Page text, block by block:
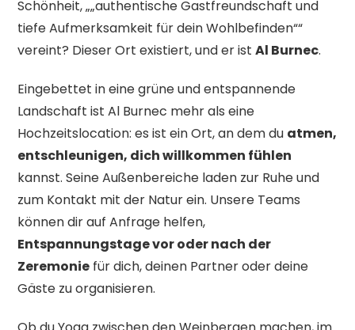
Schönheit, „„authentische Gastfreundschaft und
tiefe Aufmerksamkeit für dein Wohlbefinden““
vereint? Dieser Ort existiert, und er istAl Burnec.
Eingebettet in eine grüne und entspannende
Landschaft ist Al Burnec mehr als eine
Hochzeitslocation: es ist ein Ort, an dem du atmen,
entschleunigen, dich willkommen fühlen
kannst. Seine Außenbereiche laden zur Ruhe und
zum Kontakt mit der Natur ein. Unsere Teams
können dir auf Anfrage helfen,
Entspannungstage vor oder nach der
Zeremonie für dich, deinen Partner oder deine
Gäste zu organisieren.